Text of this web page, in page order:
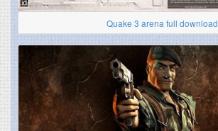
Quake 3 arena full download